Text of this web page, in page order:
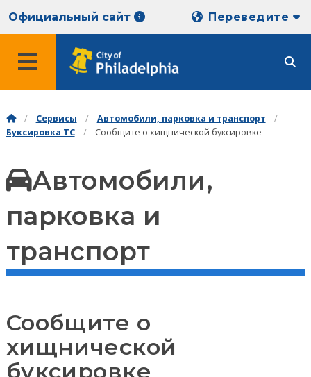
Официальный сайт Переведите
Сервисы
Автомобили, парковка и транспорт
Буксировка ТС
Сообщите о хищнической буксировке
Автомобили,
парковка и
транспорт
Сообщите о
хищнической
буксировке